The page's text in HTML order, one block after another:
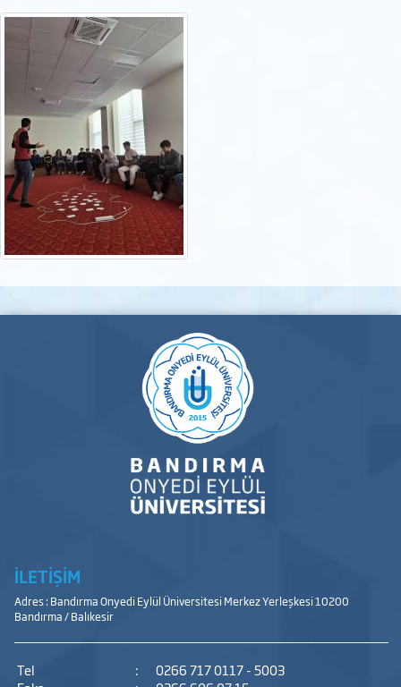
İLETİŞİM
Adres : Bandırma Onyedi Eylül Üniversitesi Merkez Yerleşkesi 10200
Bandırma / Balıkesir
Tel :
0266 717 0117 - 5003